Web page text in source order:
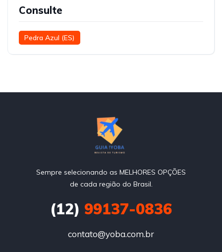
Consulte
Pedra Azul (ES)
Sempre selecionando as MELHORES OPÇÕES
de cada região do Brasil.
(12) 99137-0836
contato@yoba.com.br